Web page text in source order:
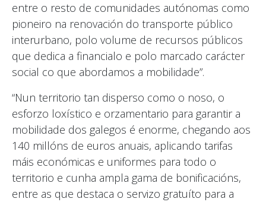
entre o resto de comunidades autónomas como
pioneiro na renovación do transporte público
interurbano, polo volume de recursos públicos
que dedica a financialo e polo marcado carácter
social co que abordamos a mobilidade”.
“Nun territorio tan disperso como o noso, o
esforzo loxístico e orzamentario para garantir a
mobilidade dos galegos é enorme, chegando aos
140 millóns de euros anuais, aplicando tarifas
máis económicas e uniformes para todo o
territorio e cunha ampla gama de bonificacións,
entre as que destaca o servizo gratuíto para a